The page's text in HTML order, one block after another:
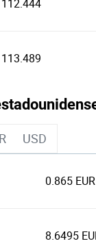
112.444
113.489
USD
0.865 EUR
8.6495